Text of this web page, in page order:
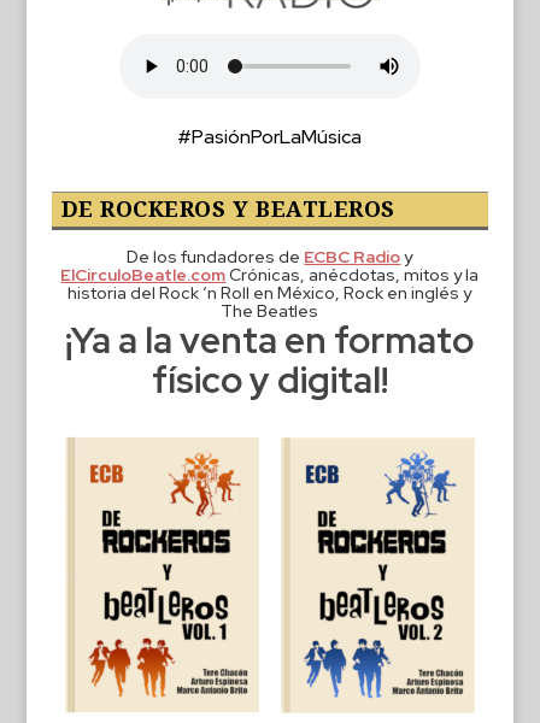
#PasiónPorLaMúsica
DE ROCKEROS Y BEATLEROS
De los fundadores de ECBC Radioy
ElCirculoBeatle.comCrónicas, anécdotas, mitos y la
historia del Rock ‘n Roll en México, Rock en inglés y
The Beatles
¡Ya a la venta en formato
físico y digital!